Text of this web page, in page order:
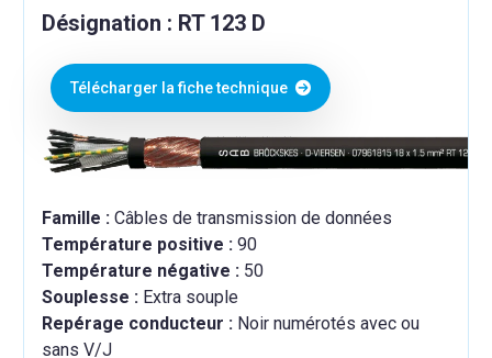
Désignation : RT 123 D
Télécharger la fiche technique
Famille : Câbles de transmission de données
Température positive : 90
Température négative : 50
Souplesse : Extra souple
Repérage conducteur : Noir numérotés avec ou
sans V/J